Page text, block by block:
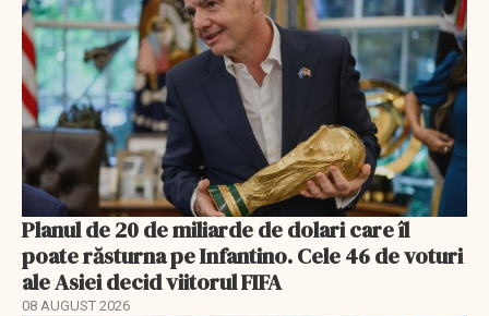
Planul de 20 de miliarde de dolari care îl
poate răsturna pe Infantino. Cele 46 de voturi
ale Asiei decid viitorul FIFA
08 AUGUST 2026